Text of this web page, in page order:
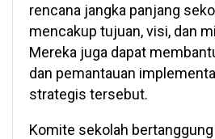
rencana jangka panjang
mencakup tujuan, visi, dan
Mereka juga dapat
dan pemantauan
strategis tersebut.
Komite sekolah